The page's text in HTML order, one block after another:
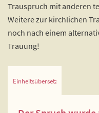
Trauspruch mit anderen
Weitere zur kirchlichen
noch nach einem
Trauung!
Einheitsübersetzung